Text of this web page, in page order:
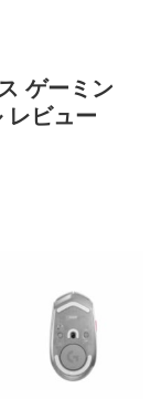
ゲーミン
レビュー